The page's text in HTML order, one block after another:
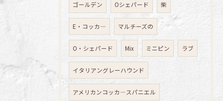
ゴールデン Oシェパード 柴
E・コッカ― マルチーズの
O・シェパード Mix ミニピン ラブ
イタリアングレーハウンド
アメリカンコッカ―スパニエル